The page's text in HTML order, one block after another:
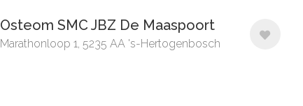
Osteom SMC JBZ De Maaspoort
Marathonloop 1, 5235 AA 's-Hertogenbosch